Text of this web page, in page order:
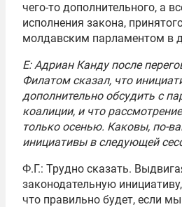
чего-то дополнительного, а
исполнения закона,
молдавским парламентом в
Е: Адриан Канду после
Филатом сказал, что
дополнительно обсудить с
коалиции, и что
только осенью. Каковы, по-
инициативы в следующей
Ф.Г.: Трудно сказать.
законодательную
что правильно будет, если